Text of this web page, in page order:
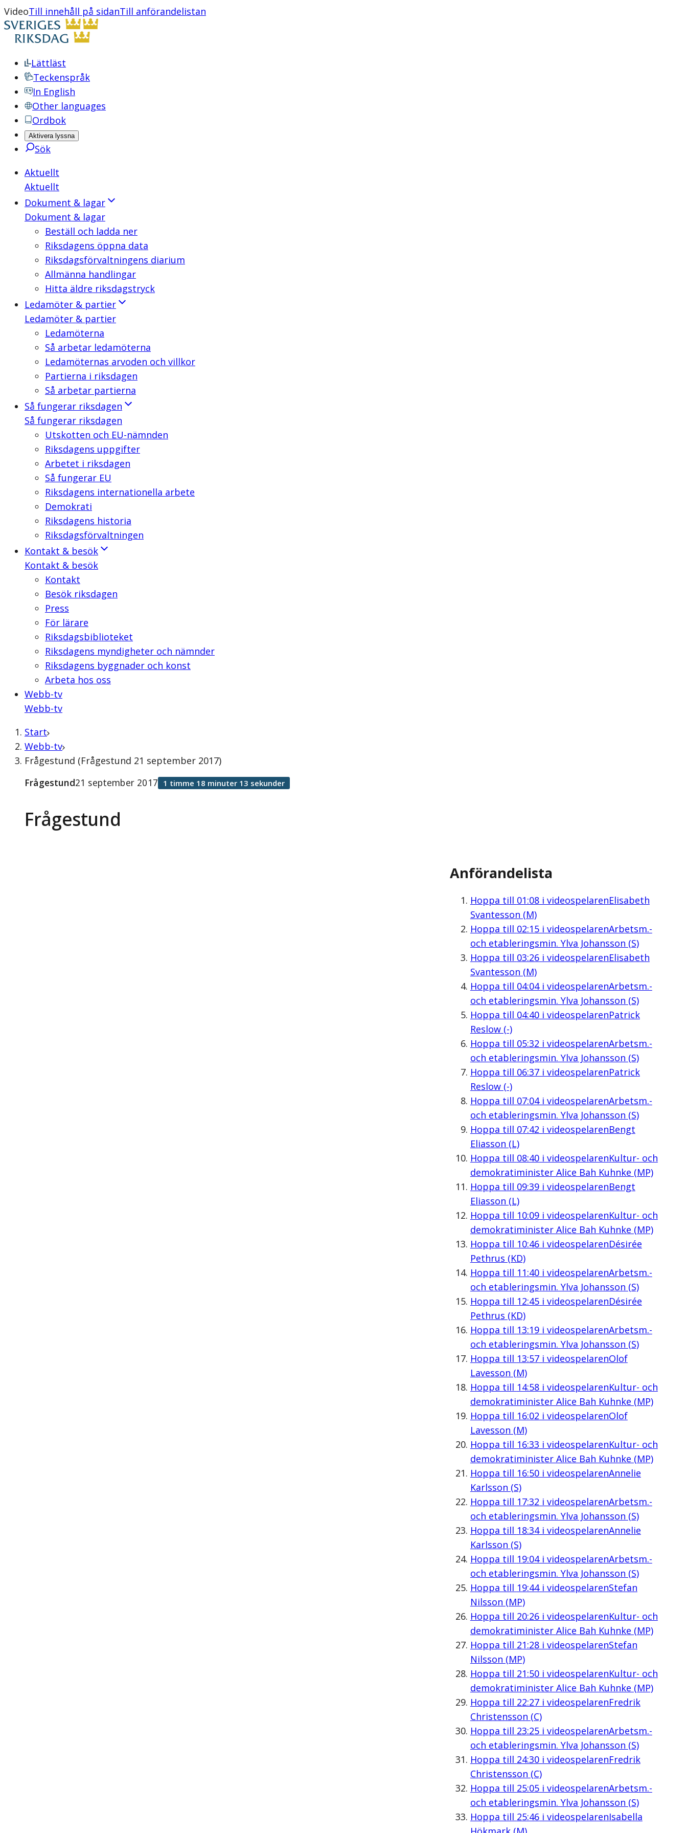
VideoTill innehåll på sidanTill anförandelistan
Lättläst
Teckenspråk
In English
Other languages
Ordbok
Aktivera lyssna
Sök
Aktuellt
Aktuellt
Dokument & lagar
Dokument & lagar
Beställ och ladda ner
Riksdagens öppna data
Riksdagsförvaltningens diarium
Allmänna handlingar
Hitta äldre riksdagstryck
Ledamöter & partier
Ledamöter & partier
Ledamöterna
Så arbetar ledamöterna
Ledamöternas arvoden och villkor
Partierna i riksdagen
Så arbetar partierna
Så fungerar riksdagen
Så fungerar riksdagen
Utskotten och EU-nämnden
Riksdagens uppgifter
Arbetet i riksdagen
Så fungerar EU
Riksdagens internationella arbete
Demokrati
Riksdagens historia
Riksdagsförvaltningen
Kontakt & besök
Kontakt & besök
Kontakt
Besök riksdagen
Press
För lärare
Riksdagsbiblioteket
Riksdagens myndigheter och nämnder
Riksdagens byggnader och konst
Arbeta hos oss
Webb-tv
Webb-tv
Start
Webb-tv
Frågestund (Frågestund 21 september 2017)
Frågestund
Frågestund21 september 2017 1 timme 18 minuter 13 sekunder
Anförandelista
Hoppa till 01:08i videospelarenElisabeth
Svantesson (M)
Hoppa till 02:15i videospelarenArbetsm.-
och etableringsmin. Ylva Johansson (S)
Hoppa till 03:26i videospelarenElisabeth
Svantesson (M)
Hoppa till 04:04i videospelarenArbetsm.-
och etableringsmin. Ylva Johansson (S)
Hoppa till 04:40i videospelarenPatrick
Reslow (-)
Hoppa till 05:32 i videospelarenArbetsm.-
och etableringsmin. Ylva Johansson (S)
Hoppa till 06:37i videospelarenPatrick
Reslow (-)
Hoppa till 07:04i videospelarenArbetsm.-
och etableringsmin. Ylva Johansson (S)
Hoppa till 07:42 i videospelarenBengt
Eliasson (L)
Hoppa till 08:40i videospelarenKultur- och
demokratiminister Alice Bah Kuhnke (MP)
Hoppa till 09:39i videospelarenBengt
Eliasson (L)
Hoppa till 10:09i videospelarenKultur- och
demokratiminister Alice Bah Kuhnke (MP)
Hoppa till 10:46i videospelarenDésirée
Pethrus (KD)
Hoppa till 11:40i videospelarenArbetsm.-
och etableringsmin. Ylva Johansson (S)
Hoppa till 12:45i videospelarenDésirée
Pethrus (KD)
Hoppa till 13:19i videospelarenArbetsm.-
och etableringsmin. Ylva Johansson (S)
Hoppa till 13:57i videospelarenOlof
Lavesson (M)
Hoppa till 14:58i videospelarenKultur- och
demokratiminister Alice Bah Kuhnke (MP)
Hoppa till 16:02 i videospelarenOlof
Lavesson (M)
Hoppa till 16:33 i videospelarenKultur- och
demokratiminister Alice Bah Kuhnke (MP)
Hoppa till 16:50i videospelarenAnnelie
Karlsson (S)
Hoppa till 17:32 i videospelarenArbetsm.-
och etableringsmin. Ylva Johansson (S)
Hoppa till 18:34i videospelarenAnnelie
Karlsson (S)
Hoppa till 19:04i videospelarenArbetsm.-
och etableringsmin. Ylva Johansson (S)
Hoppa till 19:44i videospelarenStefan
Nilsson (MP)
Hoppa till 20:26i videospelarenKultur- och
demokratiminister Alice Bah Kuhnke (MP)
Hoppa till 21:28i videospelarenStefan
Nilsson (MP)
Hoppa till 21:50i videospelarenKultur- och
demokratiminister Alice Bah Kuhnke (MP)
Hoppa till 22:27i videospelarenFredrik
Christensson (C)
Hoppa till 23:25i videospelarenArbetsm.-
och etableringsmin. Ylva Johansson (S)
Hoppa till 24:30i videospelarenFredrik
Christensson (C)
Hoppa till 25:05i videospelarenArbetsm.-
och etableringsmin. Ylva Johansson (S)
Hoppa till 25:46i videospelarenIsabella